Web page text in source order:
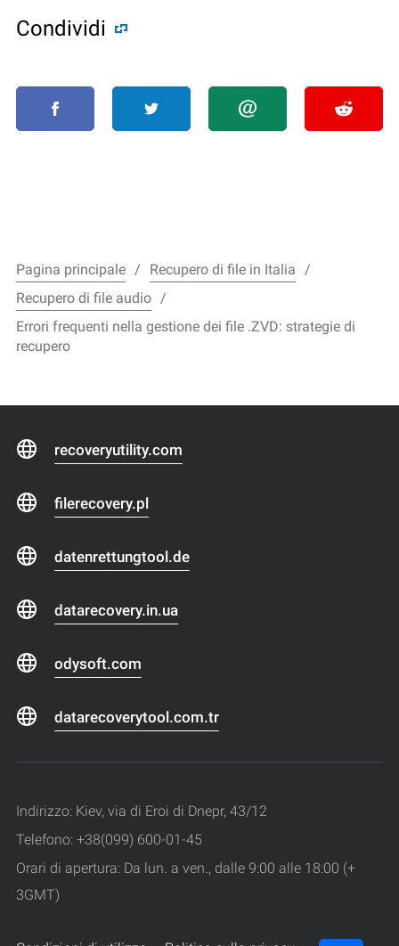
Condividi
Pagina principale
Recupero di file in Italia
Recupero di file audio
Errori frequenti nella gestione dei file .ZVD: strategie di
recupero
recoveryutility.com
filerecovery.pl
datenrettungtool.de
datarecovery.in.ua
odysoft.com
datarecoverytool.com.tr
Indirizzo: Kiev, via di Eroi di Dnepr, 43/12
Telefono: +38(099) 600-01-45
Orari di apertura: Da lun. a ven., dalle 9:00 alle 18:00 (+
3GMT)